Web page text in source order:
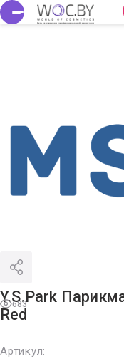
683
Y.S.Park
Red
Артикул: